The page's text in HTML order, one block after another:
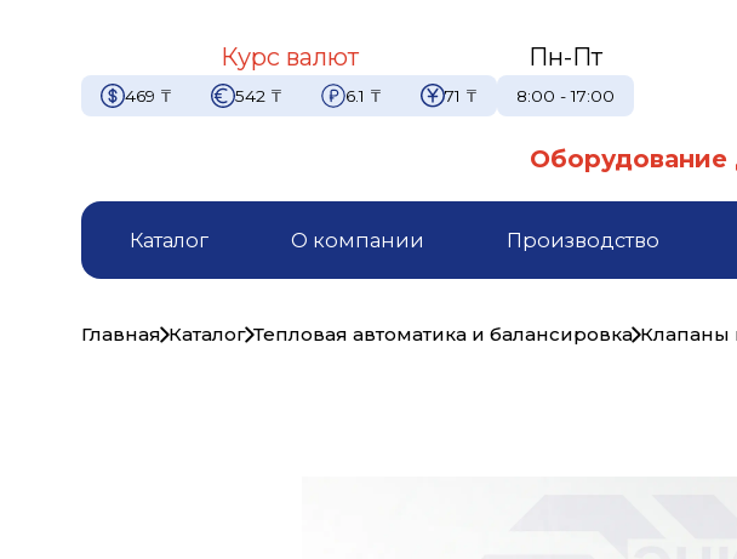
Курс валют
469 ₸ 542 ₸ 6.1 ₸ 71 ₸
Пн-Пт
8:00 - 17:00
Оборудование
Каталог О компании Производство
Главная Каталог Тепловая автоматика и балансировка Клапаны